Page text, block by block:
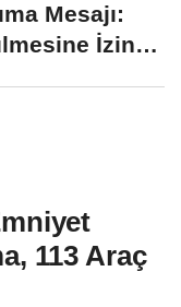
Mesajı:
İzin
113 Araç